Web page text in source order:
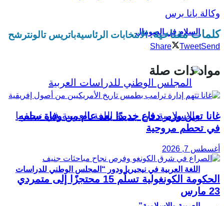
السلام في الصومال
اللغة العربية في نيجيريا ودور “المجلس الوطني للدراسات
وكالة بانا برس
كلمات مفتاحية:الانتخابات الرئاسيةباتريس تالونترشح
Share TweetSend
مواد ذات صلة
غانا تعين وزير دفاع جديدًا بعد عام من وفاة سلفه
في تحطم مروحية
أغسطس 7, 2026
الحكومة الكونغولية تسلّم 15 محتجزًا إلى متمردي
23 مارس